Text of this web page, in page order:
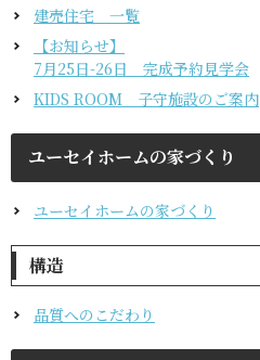
建売住宅 一覧
【お知らせ】
7月25日-26日 完成予約見学会
KIDS ROOM 子守施設のご案内
ユーセイホームの家づくり
ユーセイホームの家づくり
構造
品質へのこだわり